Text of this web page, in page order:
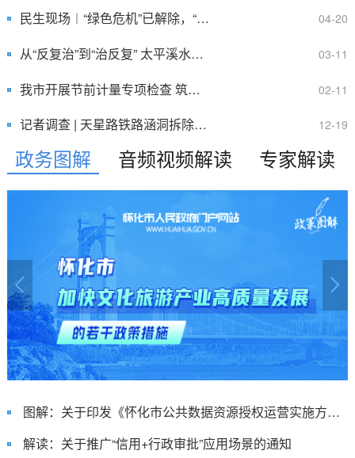
民生现场︱“绿色危机”已解除，“爱护草坪”成共识 怀化市图... 04-20
​从“反复治”到“治反复” 太平溪水质迎来可喜变化 03-11
我市开展节前计量专项检查 筑牢市场公平防线 02-11
记者调查 | 天星路铁路涵洞拆除却遇便民设施“断档”市民盼修... 12-19
政务图解 音频视频解读 专家解读
图解：关于印发《怀化市公共数据资源授权运营实施方案》的通知
解读：关于推广“信用+行政审批”应用场景的通知